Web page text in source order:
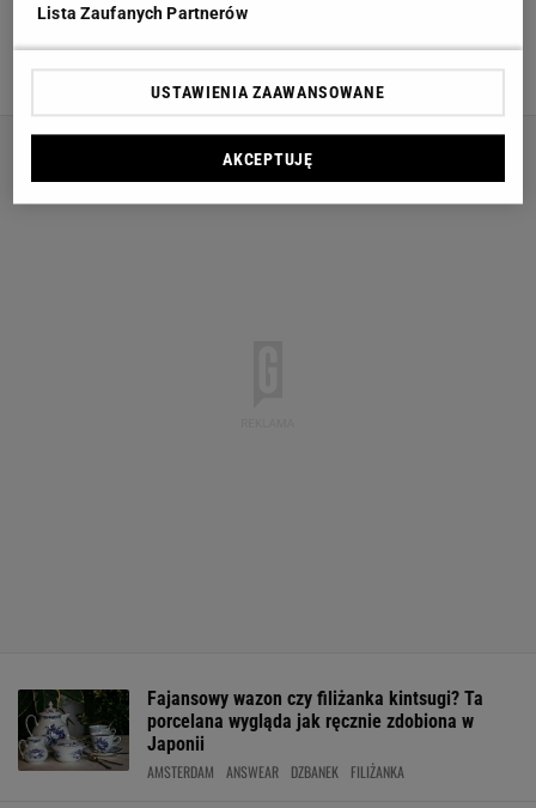
Vintage glass - szkło z lat 80. powraca.
stole
AMSTERDAM ANSWEAR DZBANEK KIELISZEK
Fajansowy wazon czy filiżanka kintsugi? Ta
porcelana wygląda jak ręcznie zdobiona w
Japonii
AMSTERDAM ANSWEAR DZBANEK FILIŻANKA
Lista Zaufanych Partnerów
USTAWIENIA ZAAWANSOWANE
AKCEPTUJĘ